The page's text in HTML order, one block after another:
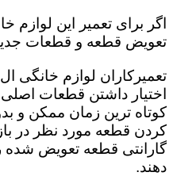
اگر برای تعمیر این لوازم
تعویض قطعه و قطعات جدید
تعمیرکاران لوازم خانگی
اختیار داشتن قطعات اصلی
کوتاه ترین زمان ممکن و
کردن قطعه مورد نظر در
گارانتی قطعه تعویض شده
دهند.